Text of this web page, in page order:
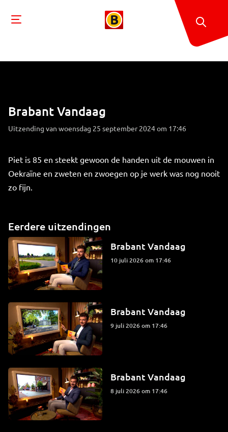
Brabant Vandaag
Uitzending van woensdag 25 september 2024 om 17:46
Piet is 85 en steekt gewoon de handen uit de mouwen in
Oekraïne en zweten en zwoegen op je werk was nog nooit
zo fijn.
Eerdere uitzendingen
Brabant Vandaag
10 juli 2026 om 17:46
Brabant Vandaag
9 juli 2026 om 17:46
Brabant Vandaag
8 juli 2026 om 17:46